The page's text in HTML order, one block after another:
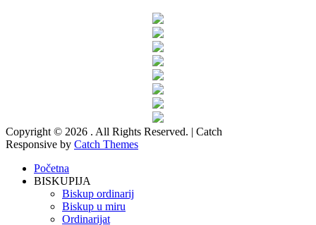
Copyright © 2026 . All Rights Reserved. | Catch
Responsive by Catch Themes
Početna
BISKUPIJA
Biskup ordinarij
Biskup u miru
Ordinarijat